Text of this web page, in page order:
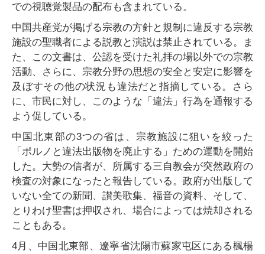
での視聴覚製品の配布も含まれている。
中国共産党が掲げる宗教の方針と規制に違反する宗教
施設の聖職者による説教と演説は禁止されている。ま
た、この文書は、公認を受けた礼拝の場以外での宗教
活動、さらに、宗教分野の思想の安全と安定に影響を
及ぼすその他の状況も違法だと指摘している。さら
に、市民に対し、このような「違法」行為を通報する
よう促している。
中国北東部の3つの省は、宗教施設に狙いを絞った
「ポルノと違法出版物を廃止する」ための運動を開始
した。大勢の信者が、所属する三自教会が突然政府の
検査の対象になったと報告している。政府が出版して
いない全ての新聞、讃美歌集、福音の資料、そして、
とりわけ聖書は押収され、場合によっては焼却される
こともある。
4月、中国北東部、遼寧省沈陽市蘇家屯区にある楓楊